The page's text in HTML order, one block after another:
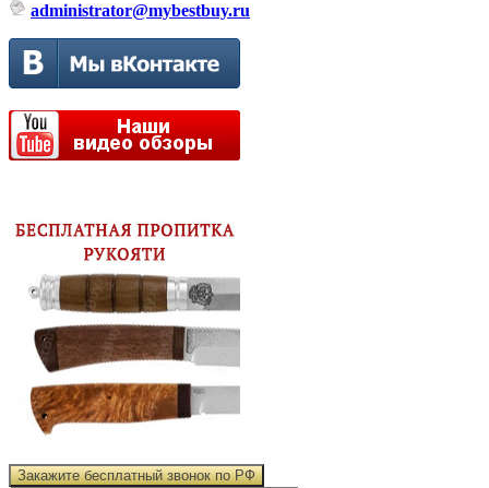
administrator@mybestbuy.ru
Закажите бесплатный звонок по РФ